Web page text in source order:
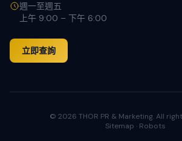
週一至週五
上午 9:00 – 下午 6:00
立即查詢
© 2026 THOR PR & Marketing. All
Sitemap · Robots